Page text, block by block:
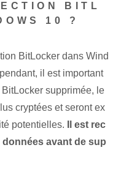
BITL
10 ?
BitLocker dans Wind
il est important
supprimée, le
cryptées et seront ex
potentielles.
Il est rec
avant de sup